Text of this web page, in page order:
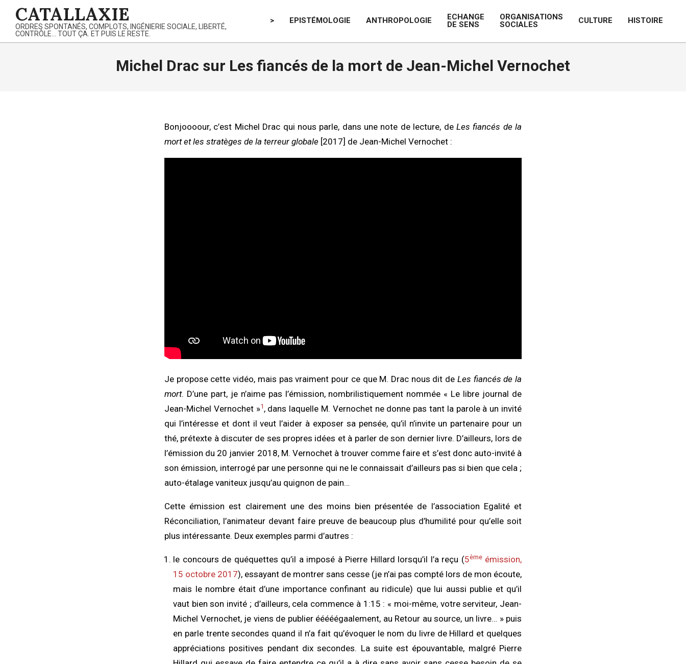
content
CATALLAXIE
ORDRES SPONTANÉS, COMPLOTS, INGÉNIERIE SOCIALE, LIBERTÉ,
CONTRÔLE… TOUT ÇA. ET PUIS LE RESTE.
> EPISTÉMOLOGIE ANTHROPOLOGIE
ECHANGE
DE SENS
ORGANISATIONS
SOCIALES
CULTURE HISTOIRE
Michel Drac sur Les fiancés de la mort de Jean-Michel Vernochet
Bonjoooour, c’est Michel Drac qui nous parle, dans une note de lecture, de Les fiancés de la
mort et les stratèges de la terreur globale [2017] de Jean-Michel Vernochet :
Je propose cette vidéo, mais pas vraiment pour ce que M. Drac nous dit de Les fiancés de la
mort. D’une part, je n’aime pas l’émission, nombrilistiquement nommée « Le libre journal de
Jean-Michel Vernochet »1 , dans laquelle M. Vernochet ne donne pas tant la parole à un invité
qui l’intéresse et dont il veut l’aider à exposer sa pensée, qu’il n’invite un partenaire pour un
thé, prétexte à discuter de ses propres idées et à parler de son dernier livre. D’ailleurs, lors de
l’émission du 20 janvier 2018, M. Vernochet à trouver comme faire et s’est donc auto-invité à
son émission, interrogé par une personne qui ne le connaissait d’ailleurs pas si bien que cela ;
auto-étalage vaniteux jusqu’au quignon de pain…
Cette émission est clairement une des moins bien présentée de l’association Egalité et
Réconciliation, l’animateur devant faire preuve de beaucoup plus d’humilité pour qu’elle soit
plus intéressante. Deux exemples parmi d’autres :
le concours de quéquettes qu’il a imposé à Pierre Hillard lorsqu’il l’a reçu (5èmeémission,
15 octobre 2017), essayant de montrer sans cesse (je n’ai pas compté lors de mon écoute,
mais le nombre était d’une importance confinant au ridicule) que lui aussi publie et qu’il
vaut bien son invité ; d’ailleurs, cela commence à 1:15 : « moi-même, votre serviteur, Jean-
Michel Vernochet, je viens de publier ééééégaalement, au Retour au source, un livre… » puis
en parle trente secondes quand il n’a fait qu’évoquer le nom du livre de Hillard et quelques
appréciations positives pendant dix secondes. La suite est épouvantable, malgré Pierre